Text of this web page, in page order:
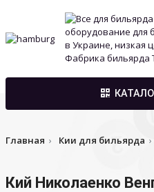
Главная Кии для бильярда
Кий Николаенко